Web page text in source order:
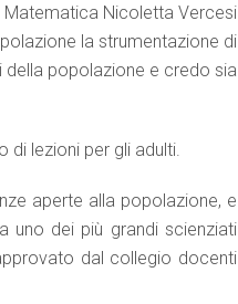
Matematica Nicoletta Vercesi
la strumentazione di
popolazione e credo sia
di lezioni per gli adulti.
aperte alla popolazione, e
uno dei più grandi scienziati
dal collegio docenti